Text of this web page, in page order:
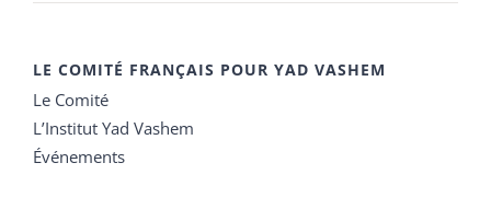
LE COMITÉ FRANÇAIS POUR YAD VASHEM
Le Comité
L’Institut Yad Vashem
Événements